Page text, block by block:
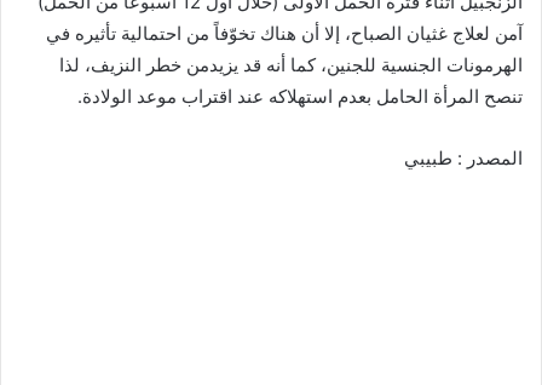
آمن لعلاج غثيان الصباح، إلا أن هناك تخوّفاً من احتمالية تأثيره في
الهرمونات الجنسية للجنين، كما أنه قد يزيدمن خطر النزيف، لذا
تنصح المرأة الحامل بعدم استهلاكه عند اقتراب موعد الولادة.
المصدر : طبيبي